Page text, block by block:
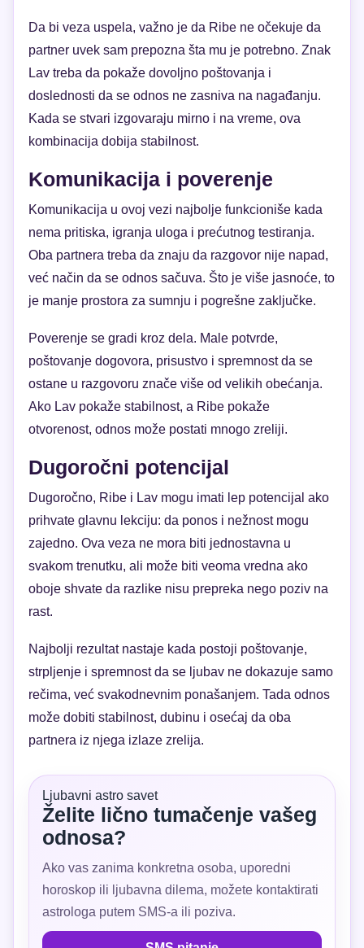
Da bi veza uspela, važno je da Ribe ne očekuje da
partner uvek sam prepozna šta mu je potrebno. Znak
Lav treba da pokaže dovoljno poštovanja i
doslednosti da se odnos ne zasniva na nagađanju.
Kada se stvari izgovaraju mirno i na vreme, ova
kombinacija dobija stabilnost.
Komunikacija i poverenje
Komunikacija u ovoj vezi najbolje funkcioniše kada
nema pritiska, igranja uloga i prećutnog testiranja.
Oba partnera treba da znaju da razgovor nije napad,
već način da se odnos sačuva. Što je više jasnoće, to
je manje prostora za sumnju i pogrešne zaključke.
Poverenje se gradi kroz dela. Male potvrde,
poštovanje dogovora, prisustvo i spremnost da se
ostane u razgovoru znače više od velikih obećanja.
Ako Lav pokaže stabilnost, a Ribe pokaže
otvorenost, odnos može postati mnogo zreliji.
Dugoročni potencijal
Dugoročno, Ribe i Lav mogu imati lep potencijal ako
prihvate glavnu lekciju: da ponos i nežnost mogu
zajedno. Ova veza ne mora biti jednostavna u
svakom trenutku, ali može biti veoma vredna ako
oboje shvate da razlike nisu prepreka nego poziv na
rast.
Najbolji rezultat nastaje kada postoji poštovanje,
strpljenje i spremnost da se ljubav ne dokazuje samo
rečima, već svakodnevnim ponašanjem. Tada odnos
može dobiti stabilnost, dubinu i osećaj da oba
partnera iz njega izlaze zrelija.
Ljubavni astro savet
Želite lično tumačenje vašeg
odnosa?
Ako vas zanima konkretna osoba, uporedni
horoskop ili ljubavna dilema, možete kontaktirati
astrologa putem SMS-a ili poziva.